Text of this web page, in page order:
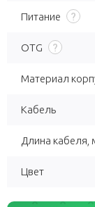
Питание
OTG
Материал
Кабель
Длина кабеля,
Цвет